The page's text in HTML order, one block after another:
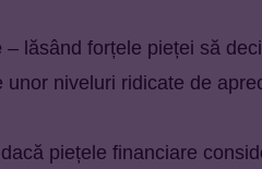
– lăsând forțele pieței să
niveluri ridicate de
piețele financiare